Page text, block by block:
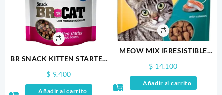
BR SNACK KITTEN STARTER
$ 9.400
Añadir al carrito
MEOW MIX IRRESISTIBLE
$ 14.100
Añadir al carrito